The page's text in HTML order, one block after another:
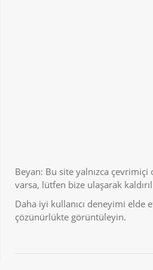
Beyan: Bu site yalnızca
varsa, lütfen bize ulaşarak
Daha iyi kullanıcı deneyimi elde
çözünürlükte görüntüleyin.